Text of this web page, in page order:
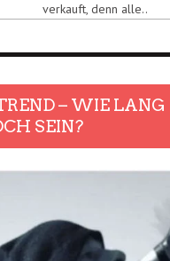
verkauft, denn alle..
– WIE LANG
SEIN?